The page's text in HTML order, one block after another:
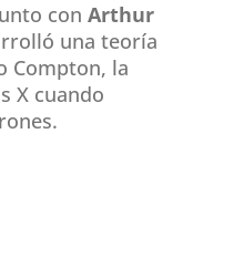
con Arthur
una teoría
Compton, la
X cuando